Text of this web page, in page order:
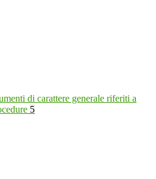
di carattere generale riferiti a
5